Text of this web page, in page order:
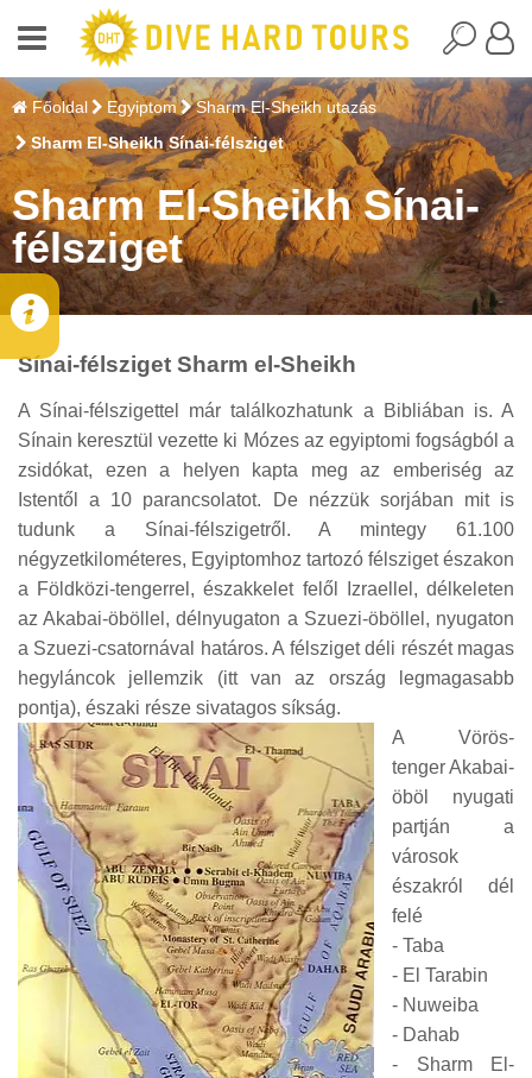
Főoldal Egyiptom
Sharm El-Sheikh utazás
Sharm El-Sheikh Sínai-félsziget
Sharm El-Sheikh Sínai-
félsziget
Sínai-félsziget Sharm el-Sheikh
A Sínai-félszigettel már találkozhatunk a Bibliában is. A
Sínain keresztül vezette ki Mózes az egyiptomi fogságból a
zsidókat, ezen a helyen kapta meg az emberiség az
Istentől a 10 parancsolatot. De nézzük sorjában mit is
tudunk a Sínai-félszigetről. A mintegy 61.100
négyzetkilométeres, Egyiptomhoz tartozó félsziget északon
a Földközi-tengerrel, északkelet felől Izraellel, délkeleten
az Akabai-öböllel, délnyugaton a Szuezi-öböllel, nyugaton
a Szuezi-csatornával határos. A félsziget déli részét magas
hegyláncok jellemzik (itt van az ország legmagasabb
pontja), északi része sivatagos síkság.
A Vörös-
tenger Akabai-
öböl nyugati
partján a
városok
északról dél
felé
- Taba
- El Tarabin
- Nuweiba
- Dahab
- Sharm El-